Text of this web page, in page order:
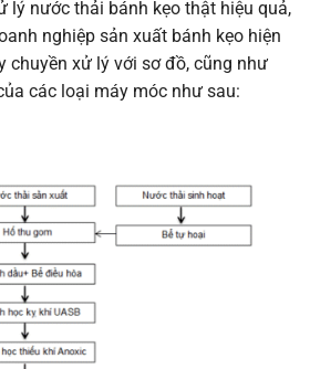
lý nước thải bánh kẹo thật hiệu quả,
nghiệp sản xuất bánh kẹo hiện
chuyền xử lý với sơ đồ, cũng như
các loại máy móc như sau: